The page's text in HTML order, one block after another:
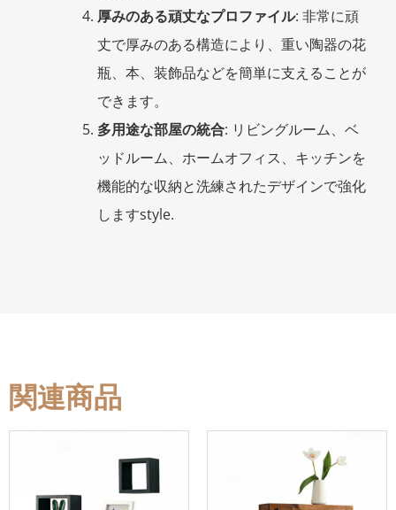
厚みのある頑丈なプロファイル: 非常に頑
丈で厚みのある構造により、重い陶器の花
瓶、本、装飾品などを簡単に支えることが
できます。
多用途な部屋の統合: リビングルーム、ベ
ッドルーム、ホームオフィス、キッチンを
機能的な収納と洗練されたデザインで強化
しますstyle.
関連商品